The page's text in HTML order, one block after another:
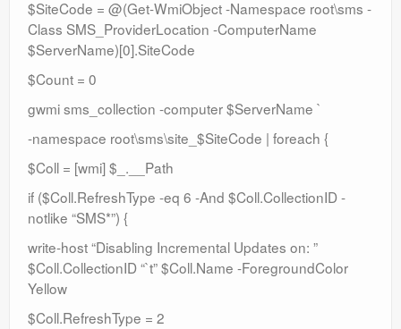
$SiteCode = @(Get-WmiObject -Namespace root\sms -
Class SMS_ProviderLocation -ComputerName
$ServerName)[0].SiteCode
$Count = 0
gwmi sms_collection -computer $ServerName `
-namespace root\sms\site_$SiteCode | foreach {
$Coll = [wmi] $_.__Path
if ($Coll.RefreshType -eq 6 -And $Coll.CollectionID -
notlike “SMS*”) {
write-host “Disabling Incremental Updates on: ”
$Coll.CollectionID “`t” $Coll.Name -ForegroundColor
Yellow
$Coll.RefreshType = 2